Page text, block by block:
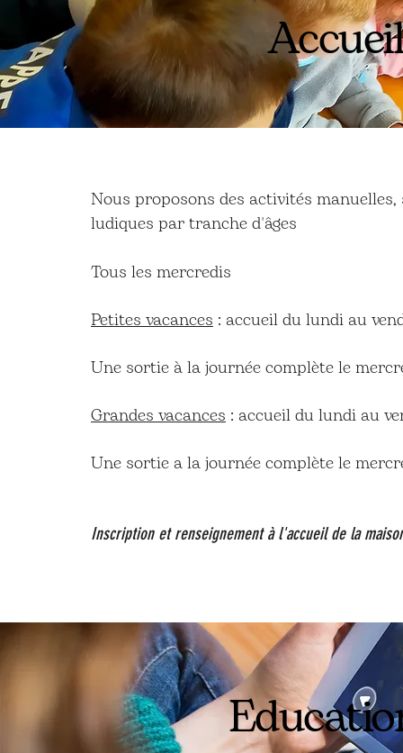
Nous proposons des activités
ludiques par tranche d'âges
Tous les mercredis
Petites vacances : accueil du lundi au
Une sortie à la journée complète le
Grandes vacances : accueil du lundi au
Une sortie a la journée complète le
Inscription et renseignement à l'accueil de la